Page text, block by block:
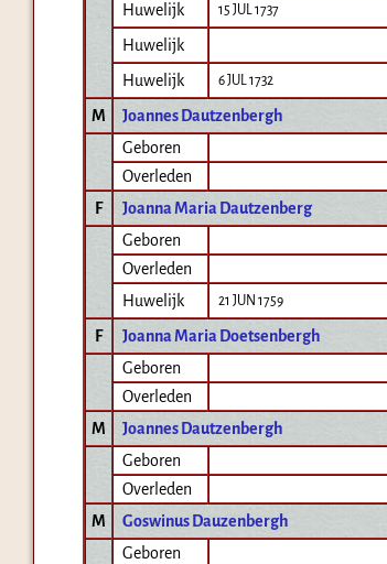
Huwelijk
15 JUL 1737
Huwelijk
Huwelijk
6 JUL 1732
M
Joannes Dautzenbergh
Geboren
Overleden
F
Joanna Maria Dautzenberg
Geboren
Overleden
Huwelijk
21 JUN 1759
F
Joanna Maria Doetsenbergh
Geboren
Overleden
M
Joannes Dautzenbergh
Geboren
Overleden
M
Goswinus Dauzenbergh
Geboren